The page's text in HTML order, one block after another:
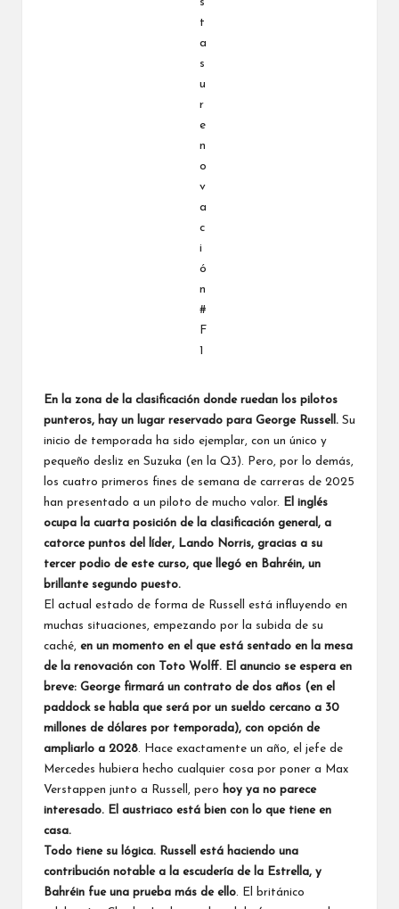
En la zona de la clasificación donde ruedan los pilotos
punteros, hay un lugar reservado para George Russell . Su
inicio de temporada ha sido ejemplar, con un único y
pequeño desliz en Suzuka (en la Q3). Pero, por lo demás,
los cuatro primeros fines de semana de carreras de 2025
han presentado a un piloto de mucho valor.
El inglés
ocupa la cuarta posición de la clasificación general, a
catorce puntos del líder, Lando Norris, gracias a su
tercer podio de este curso, que llegó en Bahréin, un
brillante segundo puesto.
El actual estado de forma de Russell está influyendo en
muchas situaciones, empezando por la subida de su
caché, en un momento en el que está sentado en la mesa
de la renovación con Toto Wolff. El anuncio se espera en
breve: George firmará un contrato de dos años (en el
paddock se habla que será por un sueldo cercano a 30
millones de dólares por temporada), con opción de
ampliarlo a 2028. Hace exactamente un año, el jefe de
Mercedes hubiera hecho cualquier cosa por poner a
Max
Verstappen junto a Russell, pero hoy ya no parece
interesado. El austriaco está bien con lo que tiene en
casa.
Todo tiene su lógica. Russell está haciendo una
contribución notable a la escudería de la Estrella, y
Bahréin fue una prueba más de ello. El británico